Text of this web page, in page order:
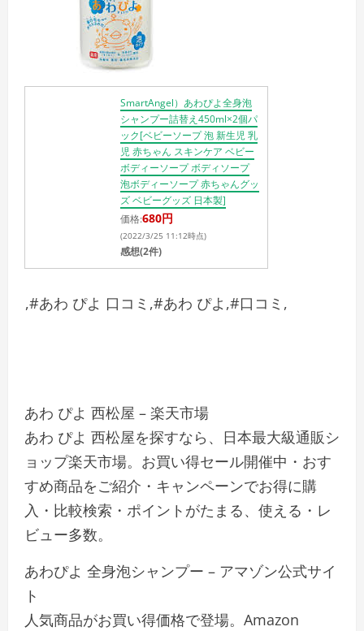
SmartAngel）あわぴよ全身泡
シャンプー詰替え450ml×2個パ
ック[ベビーソープ 泡 新生児 乳
児 赤ちゃん スキンケア ベビー
ボディーソープ ボディソープ
泡ボディーソープ 赤ちゃんグッ
ズ ベビーグッズ 日本製]
価格:680円
(2022/3/25 11:12時点)
感想(2件)
,#あわ ぴよ 口コミ,#あわ ぴよ,#口コミ,
あわ ぴよ 西松屋 – 楽天市場
あわ ぴよ 西松屋を探すなら、日本最大級通販シ
ョップ楽天市場。お買い得セール開催中・おす
すめ商品をご紹介・キャンペーンでお得に購
入・比較検索・ポイントがたまる、使える・レ
ビュー多数。
あわぴよ 全身泡シャンプー – アマゾン公式サイ
ト
人気商品がお買い得価格で登場。Amazon